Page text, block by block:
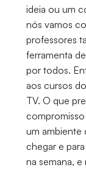
ideia ou um
nós vamos
professores
ferramenta
por todos.
aos cursos
TV. O que
um ambiente
chegar e
na semana,